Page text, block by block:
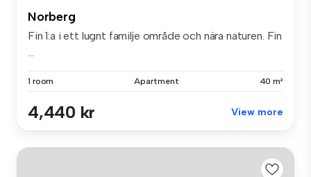
Norberg
Fin 1:a i ett lugnt familje område och nära naturen. Fin
...
1 room Apartment 40 m²
4,440 kr View more